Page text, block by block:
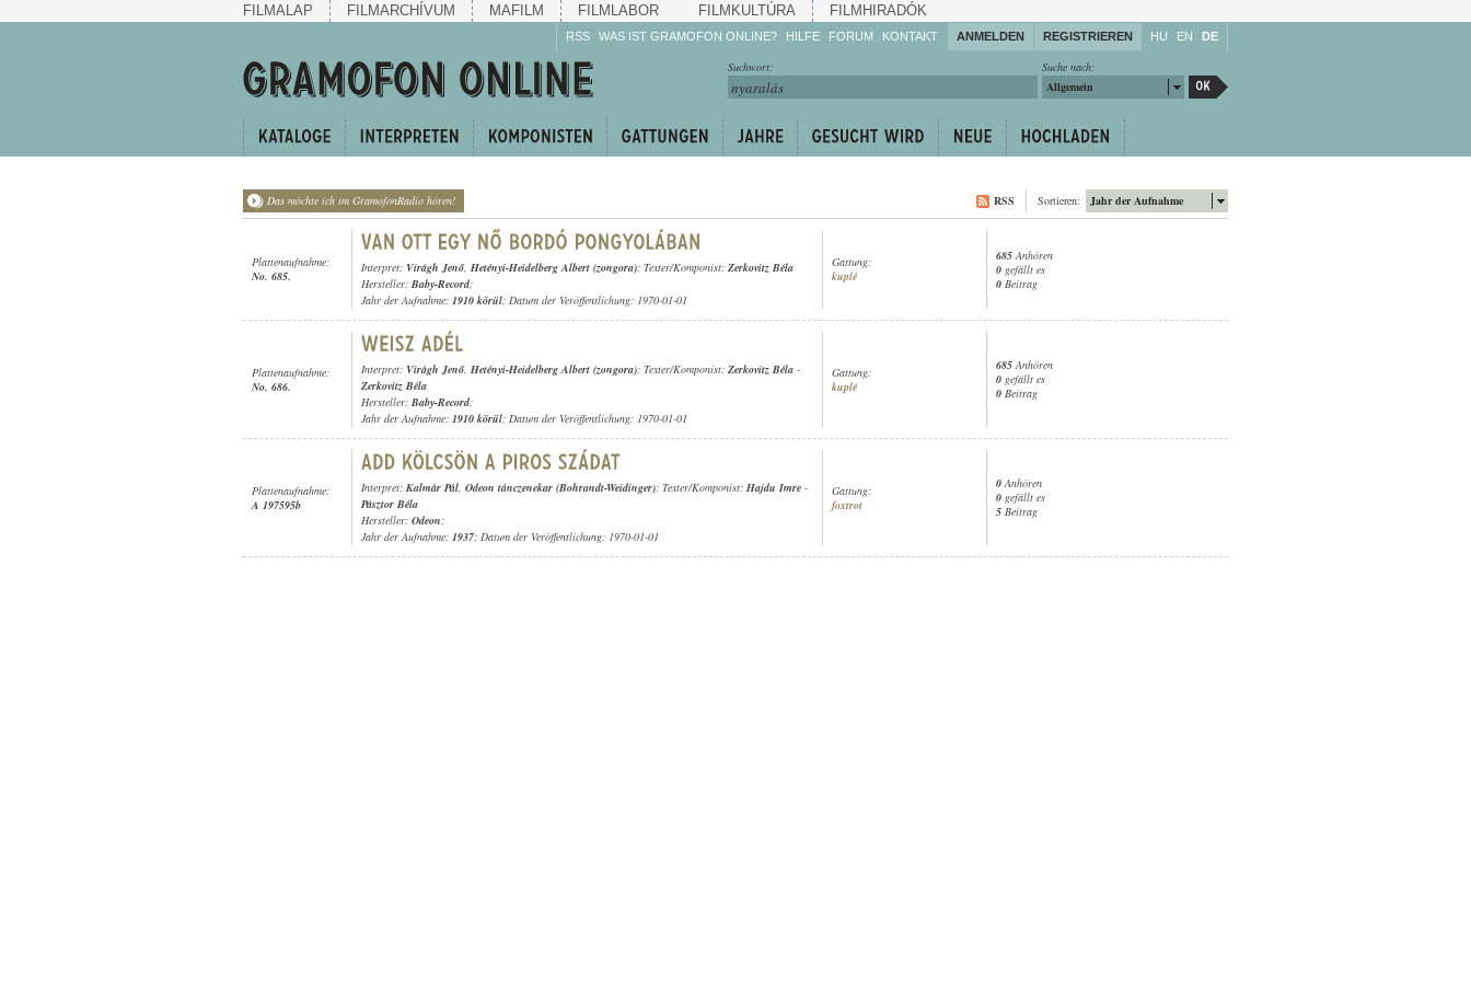
FILMALAP FILMARCHÍVUM MAFILM FILMLABOR FILMKULTÚRA FILMHIRADÓK
RSS WAS IST GRAMOFON ONLINE? HILFE
Machen Sie mit!
weiter!
FORUM KONTAKT ANMELDEN REGISTRIEREN HU EN DE
Suche nach:
Allgemein
Suchwort:
Das möchte ich im GramofonRadio hören! Jahr der Aufnahme
Sortieren:
RSS
Plattenaufnahme:
No. 685.
Interpret: Virágh Jenő, Hetényi-Heidelberg Albert (zongora); Texter/Komponist: Zerkovitz Béla
Hersteller: Baby-Record;
Jahr der Aufnahme: 1910 körül; Datum der Veröffentlichung: 1970-01-01
Gattung:
kuplé
685 Anhören
0 gefällt es
0 Beitrag
Plattenaufnahme:
No. 686.
Interpret: Virágh Jenő, Hetényi-Heidelberg Albert (zongora); Texter/Komponist: Zerkovitz Béla -
Zerkovitz Béla
Hersteller: Baby-Record;
Jahr der Aufnahme: 1910 körül; Datum der Veröffentlichung: 1970-01-01
Gattung:
kuplé
685Anhören
0 gefällt es
0 Beitrag
Plattenaufnahme:
A 197595b
Interpret: Kalmár Pál, Odeon tánczenekar (Bohrandt-Weidinger); Texter/Komponist: Hajdu Imre -
Pásztor Béla
Hersteller: Odeon;
Jahr der Aufnahme: 1937; Datum der Veröffentlichung: 1970-01-01
Gattung:
foxtrot
0Anhören
0 gefällt es
5 Beitrag